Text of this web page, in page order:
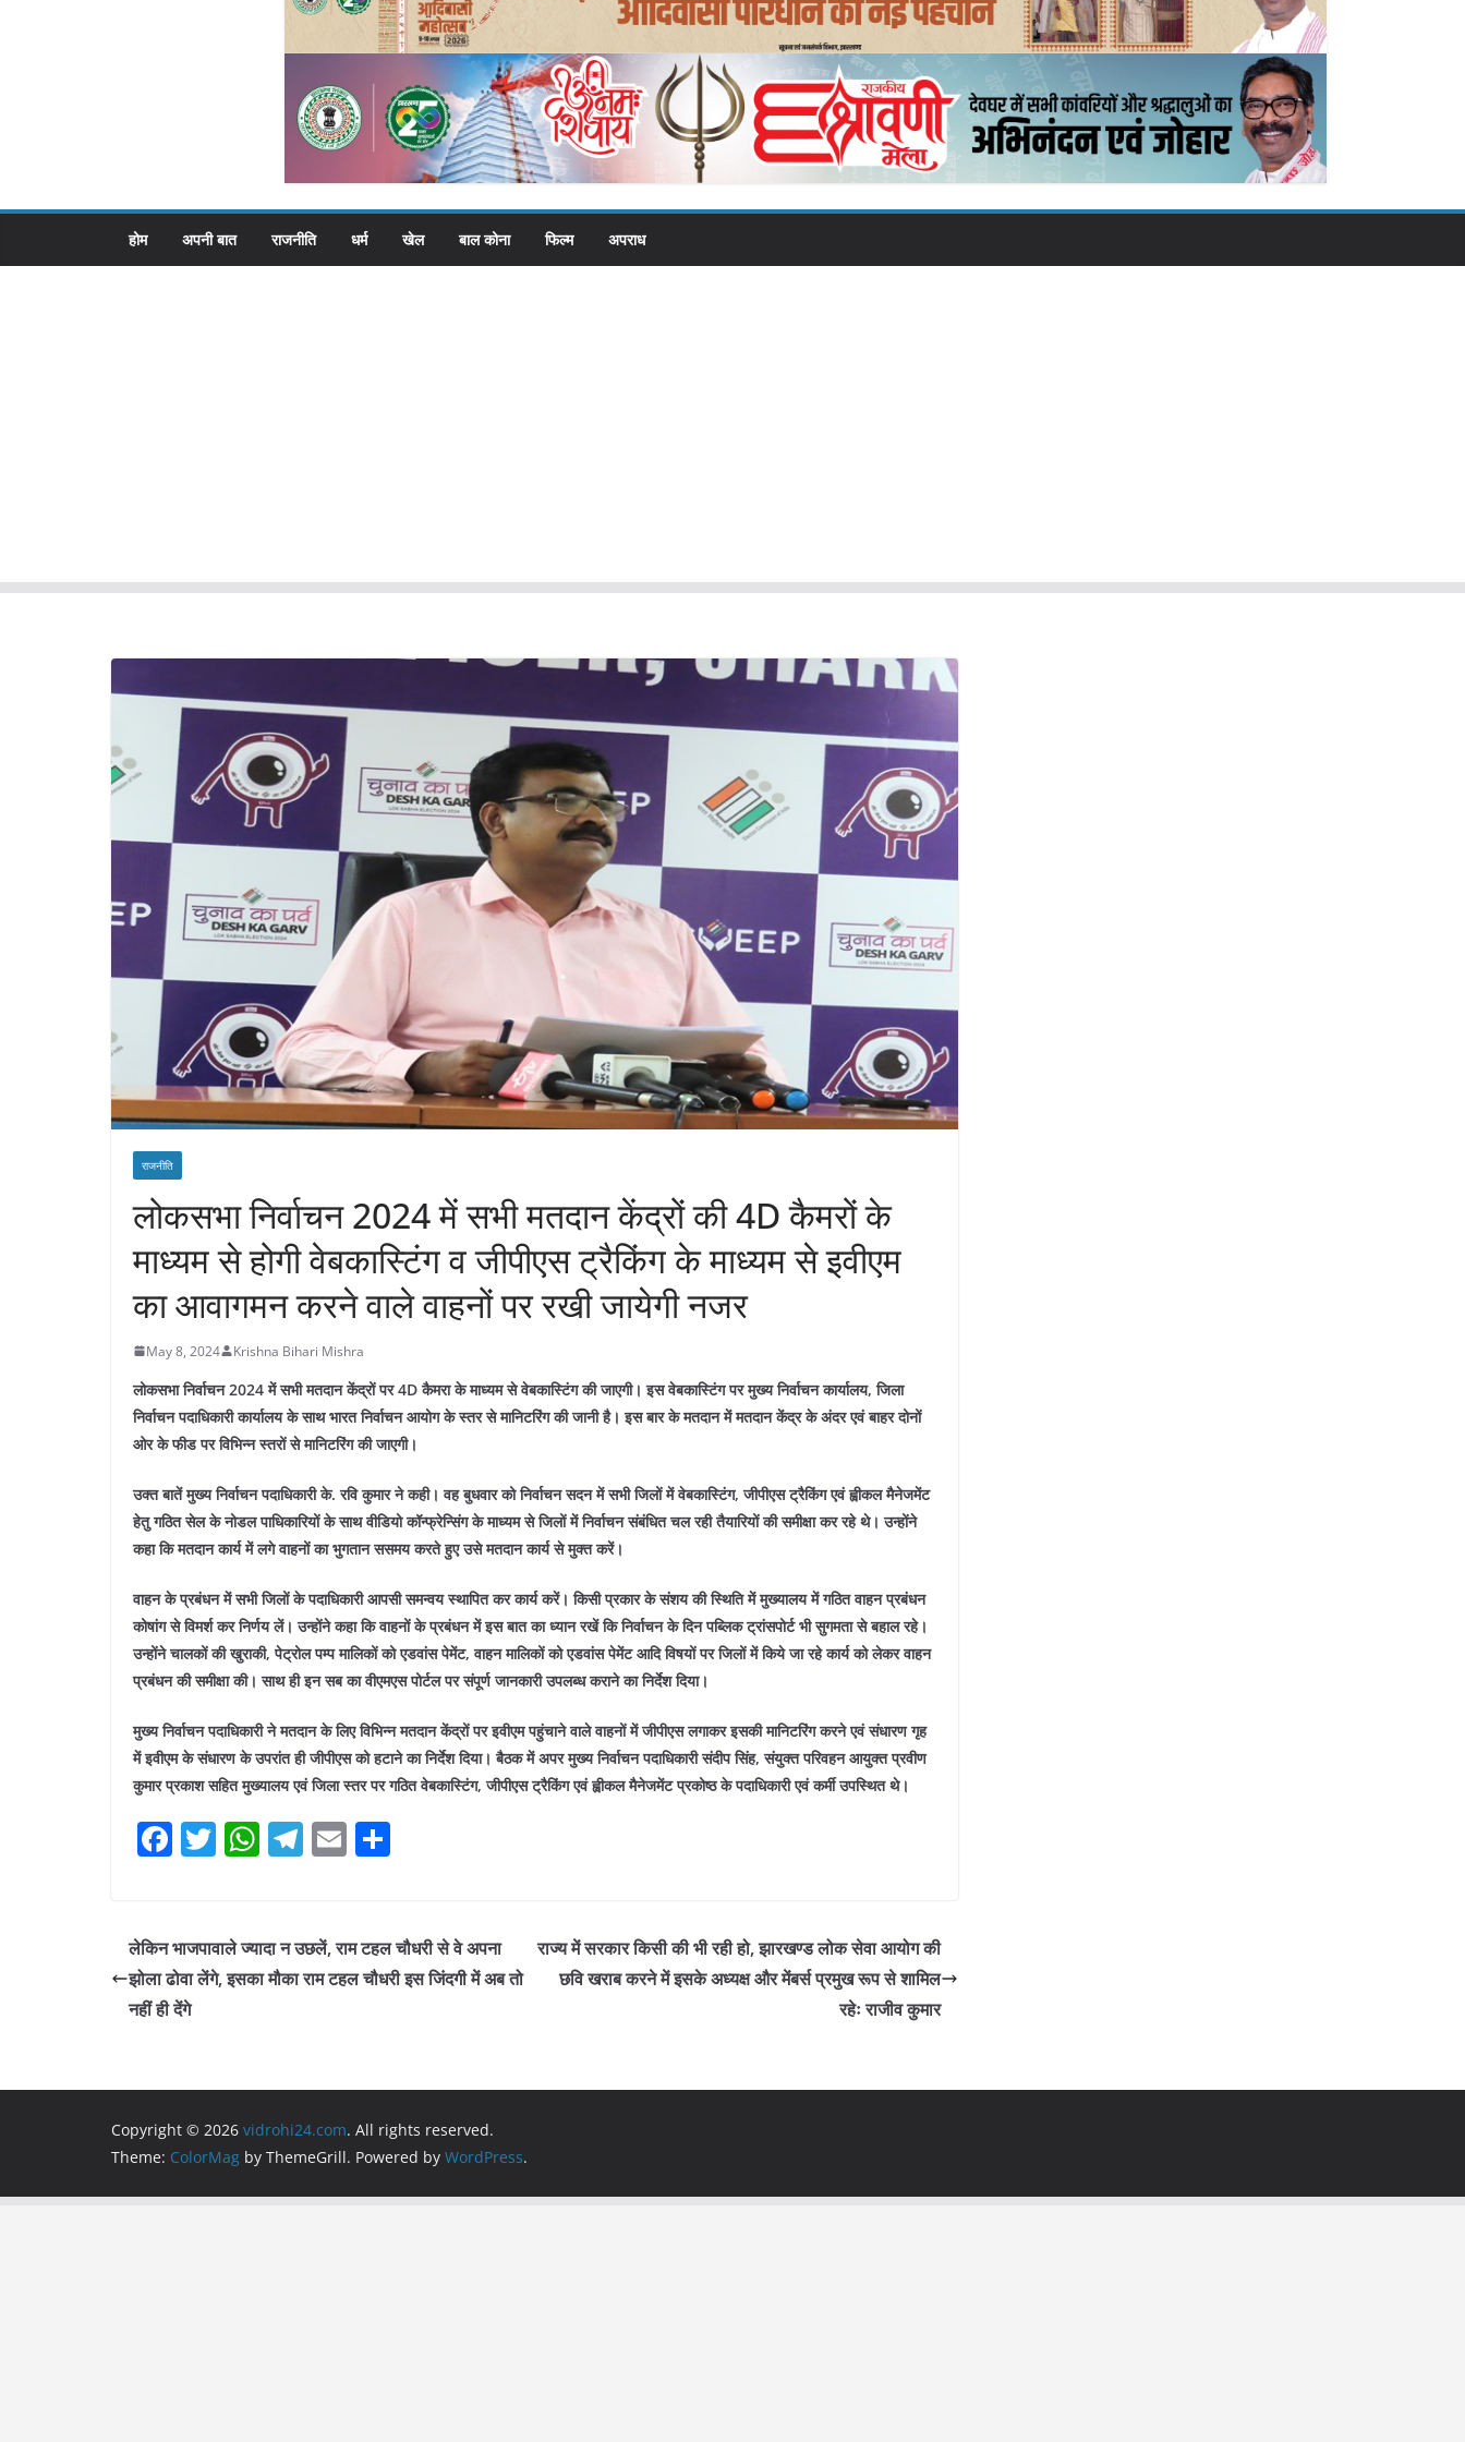
होम अपनी बात राजनीति धर्म खेल बाल कोना फिल्म अपराध
राजनीति
लोकसभा निर्वाचन 2024 में सभी मतदान केंद्रों की 4D कैमरों के
माध्यम से होगी वेबकास्टिंग व जीपीएस ट्रैकिंग के माध्यम से इवीएम
का आवागमन करने वाले वाहनों पर रखी जायेगी नजर
May 8, 2024 Krishna Bihari Mishra
लोकसभा निर्वाचन 2024 में सभी मतदान केंद्रों पर 4D कैमरा के माध्यम से वेबकास्टिंग की जाएगी। इस वेबकास्टिंग पर मुख्य निर्वाचन कार्यालय, जिला
निर्वाचन पदाधिकारी कार्यालय के साथ भारत निर्वाचन आयोग के स्तर से मानिटरिंग की जानी है। इस बार के मतदान में मतदान केंद्र के अंदर एवं बाहर दोनों
ओर के फीड पर विभिन्न स्तरों से मानिटरिंग की जाएगी।
उक्त बातें मुख्य निर्वाचन पदाधिकारी के. रवि कुमार ने कही। वह बुधवार को निर्वाचन सदन में सभी जिलों में वेबकास्टिंग, जीपीएस ट्रैकिंग एवं ह्वीकल मैनेजमेंट
हेतु गठित सेल के नोडल पाधिकारियों के साथ वीडियो कॉन्फ्रेन्सिंग के माध्यम से जिलों में निर्वाचन संबंधित चल रही तैयारियों की समीक्षा कर रहे थे।उन्होंने
कहा कि मतदान कार्य में लगे वाहनों का भुगतान ससमय करते हुए उसे मतदान कार्य से मुक्त करें।
वाहन के प्रबंधन में सभी जिलों के पदाधिकारी आपसी समन्वय स्थापित कर कार्य करें। किसी प्रकार के संशय की स्थिति में मुख्यालय में गठित वाहन प्रबंधन
कोषांग से विमर्श कर निर्णय लें। उन्होंने कहा कि वाहनों के प्रबंधन में इस बात का ध्यान रखें कि निर्वाचन के दिन पब्लिक ट्रांसपोर्ट भी सुगमता से बहाल रहे।
उन्होंने चालकों की खुराकी, पेट्रोल पम्प मालिकों को एडवांस पेमेंट, वाहन मालिकों को एडवांस पेमेंट आदि विषयों पर जिलों में किये जा रहे कार्य को लेकर वाहन
प्रबंधन की समीक्षा की। साथ ही इन सब का वीएमएस पोर्टल पर संपूर्ण जानकारी उपलब्ध कराने का निर्देश दिया।
मुख्य निर्वाचन पदाधिकारी ने मतदान के लिए विभिन्न मतदान केंद्रों पर इवीएम पहुंचाने वाले वाहनों में जीपीएस लगाकर इसकी मानिटरिंग करने एवं संधारण गृह
में इवीएम के संधारण के उपरांत ही जीपीएस को हटाने का निर्देश दिया।बैठक में अपर मुख्य निर्वाचन पदाधिकारी संदीप सिंह, संयुक्त परिवहन आयुक्त प्रवीण
कुमार प्रकाश सहित मुख्यालय एवं जिला स्तर पर गठित वेबकास्टिंग, जीपीएस ट्रैकिंग एवं ह्वीकल मैनेजमेंट प्रकोष्ठ के पदाधिकारी एवं कर्मी उपस्थित थे।
F
e
b
o
k
T
er
W
s
A
T
gr
a
E
l e
लेकिन भाजपावाले ज्यादा न उछलें, राम टहल चौधरी से वे अपना
झोला ढोवा लेंगे, इसका मौका राम टहल चौधरी इस जिंदगी में अब तो
नहीं ही देंगे
राज्य में सरकार किसी की भी रही हो, झारखण्ड लोक सेवा आयोग की
छवि खराब करने में इसके अध्यक्ष और मेंबर्स प्रमुख रूप से शामिल
रहेः राजीव कुमार
Copyright © 2026 vidrohi24.com. All rights reserved.
Theme: ColorMag by ThemeGrill. Powered by WordPress.